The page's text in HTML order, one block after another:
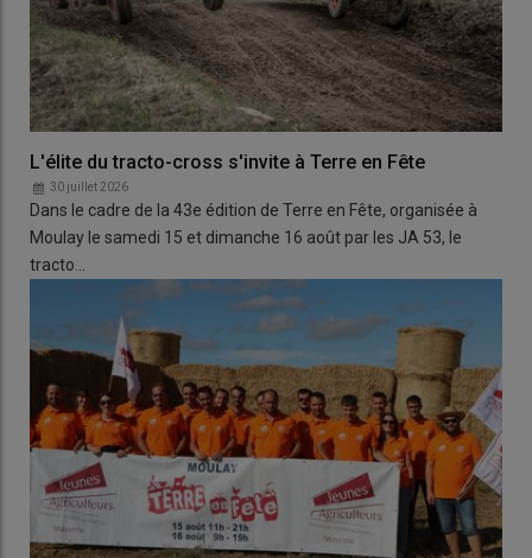
L'élite du tracto-cross s'invite à Terre en Fête
30 juillet 2026
Dans le cadre de la 43e édition de Terre en Fête, organisée à
Moulay le samedi 15 et dimanche 16 août par les JA 53, le
tracto…